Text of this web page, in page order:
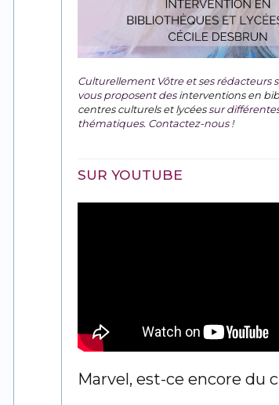
Culturellement Vôtre et ses rédacteurs
vous proposent desinterventions en
centres culturels et lycéessur
thématiques. Contactez-nous !
SUR YOUTUBE
Marvel, est-ce encore du